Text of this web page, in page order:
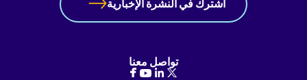
اشترك في النشرة الإخبارية
تواصل معنا